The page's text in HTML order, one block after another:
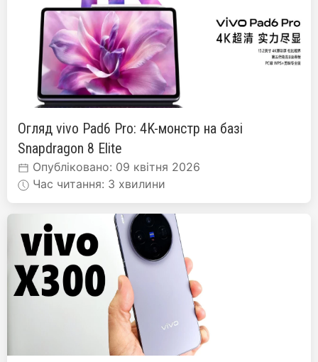
Огляд vivo Pad6 Pro: 4K-монстр на базі
Snapdragon 8 Elite
Опубліковано: 09 квітня 2026
Час читання: 3 хвилини